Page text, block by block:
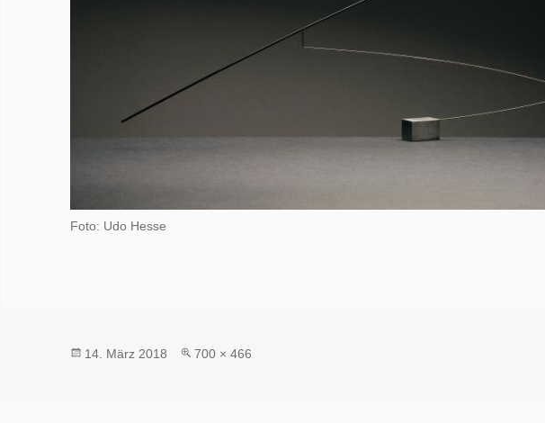
Foto: Udo Hesse
Veröffentlicht
14. März 2018
Volle
700 × 466